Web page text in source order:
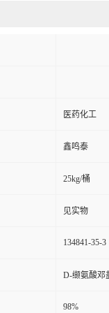
医药化工
鑫鸣泰
25kg/桶
见实物
134841-35-3
D-缬氨酸邓
98%